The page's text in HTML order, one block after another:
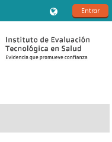
Entrar